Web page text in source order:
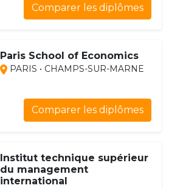
Comparer les diplômes
Paris School of Economics
PARIS • CHAMPS-SUR-MARNE
Comparer les diplômes
Institut technique supérieur
du management
international